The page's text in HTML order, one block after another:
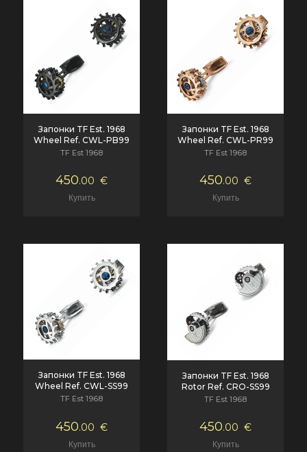
Запонки TF Est. 1968
Wheel Ref. CWL-PB99
TF Est 1968
450.00 €
Запонки TF Est. 1968
Wheel Ref. CWL-PR99
TF Est 1968
450.00 €
Запонки TF Est. 1968
Wheel Ref. CWL-SS99
TF Est 1968
450.00 €
Запонки TF Est. 1968
Rotor Ref. CRO-SS99
TF Est 1968
450.00 €